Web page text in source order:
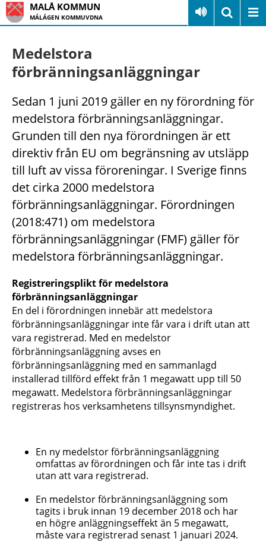
MALÅ KOMMUN
MÁLÁGEN KOMMUVDNA
Medelstora
förbränningsanläggningar
Sedan 1 juni 2019 gäller en ny förordning för
medelstora förbränningsanläggningar.
Grunden till den nya förordningen är ett
direktiv från EU om begränsning av utsläpp
till luft av vissa föroreningar. I Sverige finns
det cirka 2000 medelstora
förbränningsanläggningar. Förordningen
(2018:471) om medelstora
förbränningsanläggningar (FMF) gäller för
medelstora förbränningsanläggningar.
Registreringsplikt för medelstora
förbränningsanläggningar
En del i förordningen innebär att medelstora
förbränningsanläggningar inte får vara i drift utan att
vara registrerad. Med en medelstor
förbränningsanläggning avses en
förbränningsanläggning med en sammanlagd
installerad tillförd effekt från 1 megawatt upp till 50
megawatt. Medelstora förbränningsanläggningar
registreras hos verksamhetens tillsynsmyndighet.
En ny medelstor förbränningsanläggning
omfattas av förordningen och får inte tas i drift
utan att vara registrerad.
En medelstor förbränningsanläggning som
tagits i bruk innan 19 december 2018 och har
en högre anläggningseffekt än 5 megawatt,
måste vara registrerad senast 1 januari 2024.